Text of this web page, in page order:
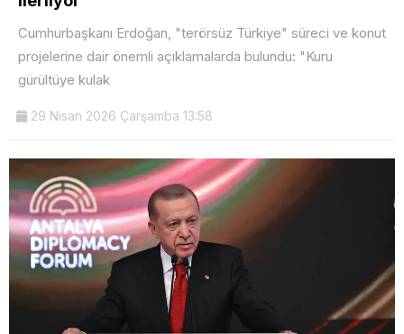
Cumhurbaşkanı Erdoğan, "terörsüz Türkiye" süreci ve konut
projelerine dair önemli açıklamalarda bulundu: "Kuru
gürültüye kulak
29 Nisan 2026 Çarşamba 13:58